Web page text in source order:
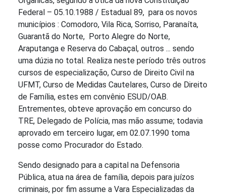
Federal – 05.10.1988 / Estadual 89, para os novos
municípios : Comodoro, Vila Rica, Sorriso, Paranaíta,
Guarantã do Norte, Porto Alegre do Norte,
Araputanga e Reserva do Cabaçal, outros ... sendo
uma dúzia no total. Realiza neste período três outros
cursos de especialização, Curso de Direito Civil na
UFMT, Curso de Medidas Cautelares, Curso de Direito
de Família, estes em convênio ESUD/OAB.
Entrementes, obteve aprovação em concurso do
TRE, Delegado de Polícia, mas mão assume; todavia
aprovado em terceiro lugar, em 02.07.1990 toma
posse como Procurador do Estado.
Sendo designado para a capital na Defensoria
Pública, atua na área de família, depois para juízos
criminais, por fim assume a Vara Especializadas da